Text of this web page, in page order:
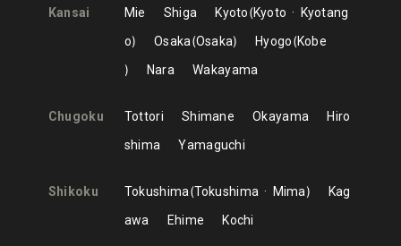
Kansai Mie Shiga Kyoto Kyoto
Kyotang
o
Osaka Osaka Hyogo Kobe
Nara
Wakayama
Chugoku Tottori Shimane Okayama
Hiro
shima
Yamaguchi
Shikoku Tokushima Tokushima Mima
Kag
awa
Ehime Kochi